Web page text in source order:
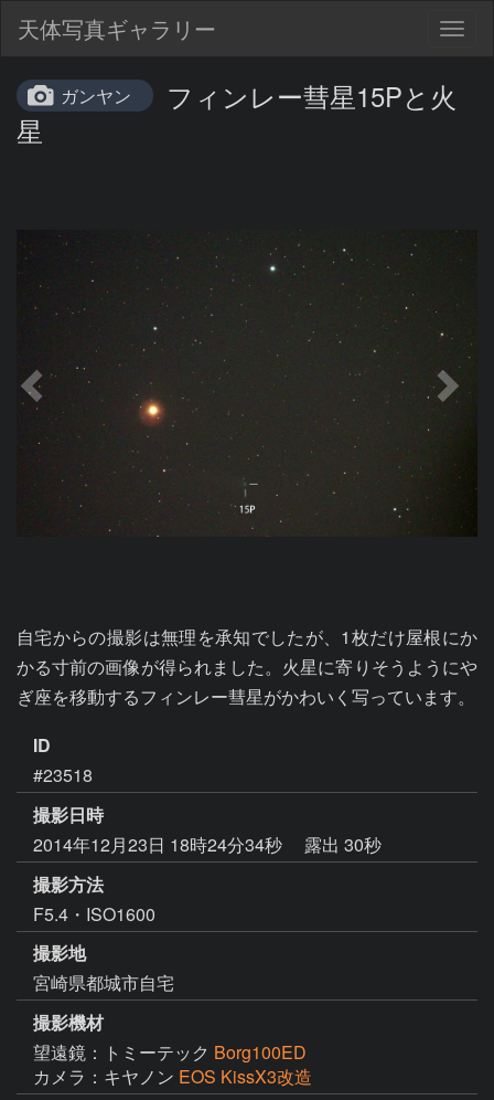
天体写真ギャラリー
ガンヤン
フィンレー彗星15Pと火
星
自宅からの撮影は無理を承知でしたが、1枚だけ屋根にか
かる寸前の画像が得られました。火星に寄りそうようにや
ぎ座を移動するフィンレー彗星がかわいく写っています。
ID
#23518
撮影日時
2014年12月23日 18時24分34秒
露出 30秒
撮影方法
F5.4・ISO1600
撮影地
宮崎県都城市自宅
撮影機材
望遠鏡：トミーテック Borg100ED
カメラ：キヤノン EOS KissX3改造